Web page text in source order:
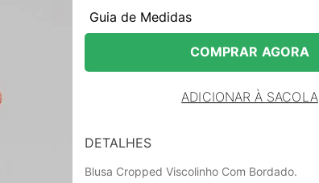
Guia de Medidas
COMPRAR AGORA
ADICIONAR À SACOLA
DETALHES
Blusa Cropped Viscolinho Com Bordado.